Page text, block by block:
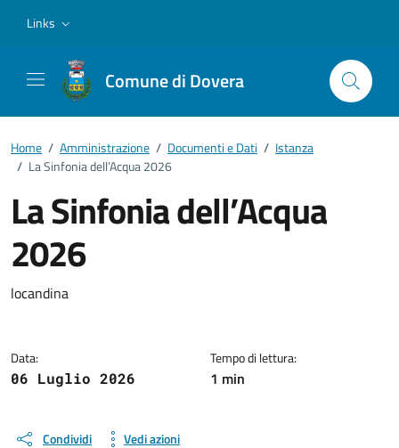
Links
Comune di Dovera
Home / Amministrazione / Documenti e Dati / Istanza
/ La Sinfonia dell’Acqua 2026
La Sinfonia dell’Acqua
2026
Dettagli del documento
locandina
Data:
06 Luglio 2026
Tempo di lettura:
1 min
Condividi Vedi azioni